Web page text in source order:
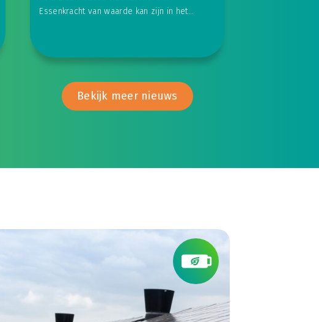
Essenkracht van waarde kan zijn in het
Bekijk meer nieuws